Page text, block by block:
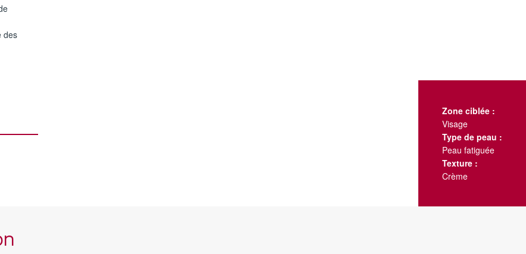
des
Zone ciblée :
Visage
Type de peau :
Peau fatiguée
Texture :
Crème